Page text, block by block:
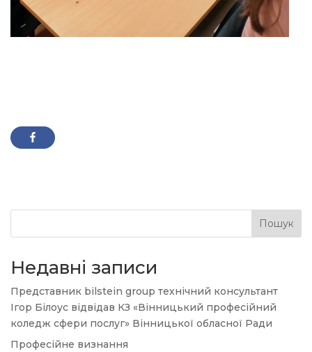
Пошук
Недавні записи
Представник bilstein group технічний консультант
Ігор Білоус відвідав КЗ «Вінницький професійний
коледж сфери послуг» Вінницької обласної Ради
Професійне визнання